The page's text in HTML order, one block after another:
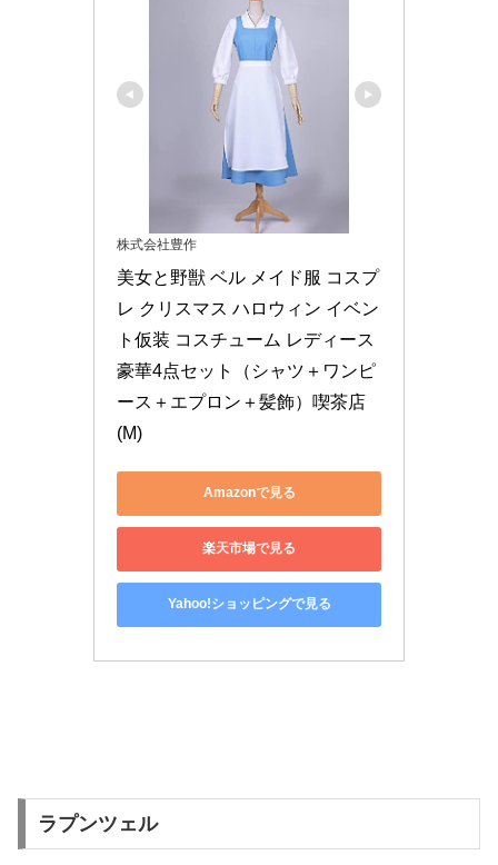
株式会社豊作
美女と野獣 ベル メイド服 コスプ
レ クリスマス ハロウィン イベン
ト仮装 コスチューム レディース
豪華4点セット（シャツ＋ワンピ
ース＋エプロン＋髪飾）喫茶店
(M)
Amazonで見る
楽天市場で見る
Yahoo!ショッピングで見る
ラプンツェル